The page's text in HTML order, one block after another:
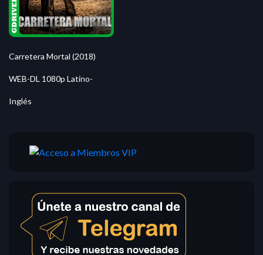
Carretera Mortal (2018)
WEB-DL 1080p Latino-
Inglés